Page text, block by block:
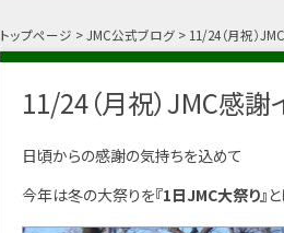
トップページ JMC公式ブログ 11/24（月祝）
11/24（月祝）JMC感謝
日頃からの感謝の気持ちを込めて
今年は冬の大祭りを『1日JMC大祭り』